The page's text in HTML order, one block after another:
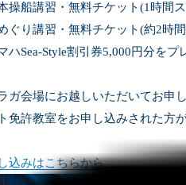
操船講習・無料チケット(1時間
ぐり講習・無料チケット(約2時
ハSea-Style割引券5,000円分をプ
ガ会場にお越しいただいてお申し
免許教室をお申し込みされた方
込みはこちらから